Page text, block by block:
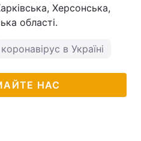
Херсонська,
області.
коронавірус в Україні
НАС